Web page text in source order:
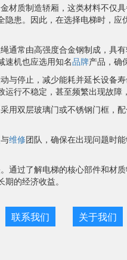
材质制造轿厢，这类材料不仅
患。因此，在选择电梯时，应
通常由高强度合金钢制成，具
速机也应选用知名品牌产品，确
与停止，减少能耗并延长设备
行不稳定，甚至频繁出现故障
用双层玻璃门或不锈钢门框，配
与维修团队，确保在出现问题时
通过了解电梯的核心部件和材
的经济收益。
联系我们 关于我们